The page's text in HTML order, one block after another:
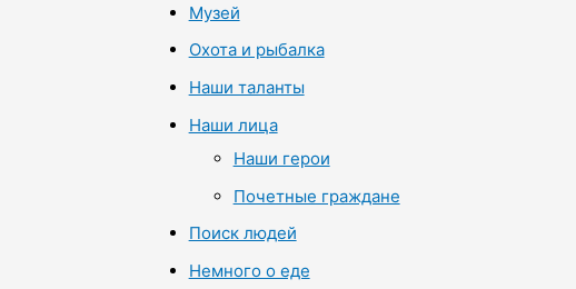
Музей
Охота и рыбалка
Наши таланты
Наши лица
Наши герои
Почетные граждане
Поиск людей
Немного о еде